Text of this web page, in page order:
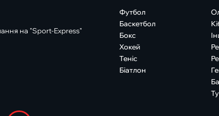
на "Sport-Express"
Футбол
Баскетбол
Бокс
Хокей
Теніс
Біатлон